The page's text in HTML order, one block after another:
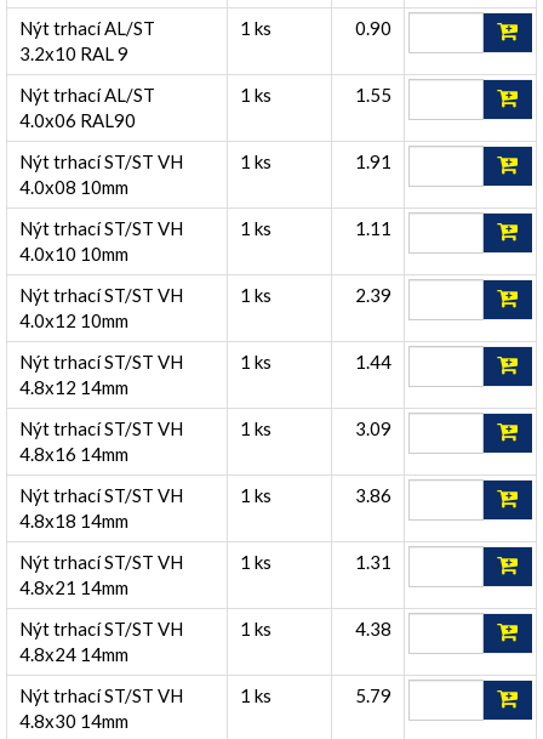
Nýt trhací AL/ST
3.2x10 RAL 9
1 ks 0.90
Nýt trhací AL/ST
4.0x06 RAL90
1 ks 1.55
Nýt trhací ST/ST VH
4.0x08 10mm
1 ks 1.91
Nýt trhací ST/ST VH
4.0x10 10mm
1 ks 1.11
Nýt trhací ST/ST VH
4.0x12 10mm
1 ks 2.39
Nýt trhací ST/ST VH
4.8x12 14mm
1 ks 1.44
Nýt trhací ST/ST VH
4.8x16 14mm
1 ks 3.09
Nýt trhací ST/ST VH
4.8x18 14mm
1 ks 3.86
Nýt trhací ST/ST VH
4.8x21 14mm
1 ks 1.31
Nýt trhací ST/ST VH
4.8x24 14mm
1 ks 4.38
Nýt trhací ST/ST VH
4.8x30 14mm
1 ks 5.79